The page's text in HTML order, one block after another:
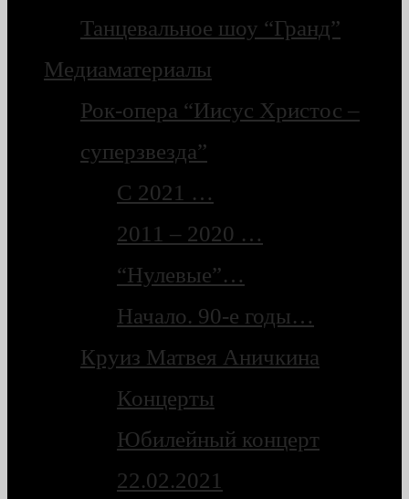
Танцевальное шоу “Гранд”
Медиаматериалы
Рок-опера “Иисус Христос –
суперзвезда”
С 2021 …
2011 – 2020 …
“Нулевые”…
Начало. 90-е годы…
Круиз Матвея Аничкина
Концерты
Юбилейный концерт
22.02.2021